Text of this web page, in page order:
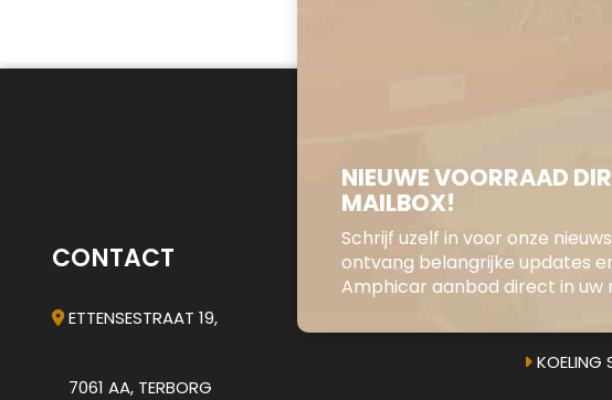
NIEUWE VOORRAAD
MAILBOX!
Schrijf uzelf in voor onze
ontvang belangrijke updates
Amphicar aanbod direct in uw
CONTACT
ETTENSESTRAAT 19,
7061 AA, TERBORG
ONS
KOELING